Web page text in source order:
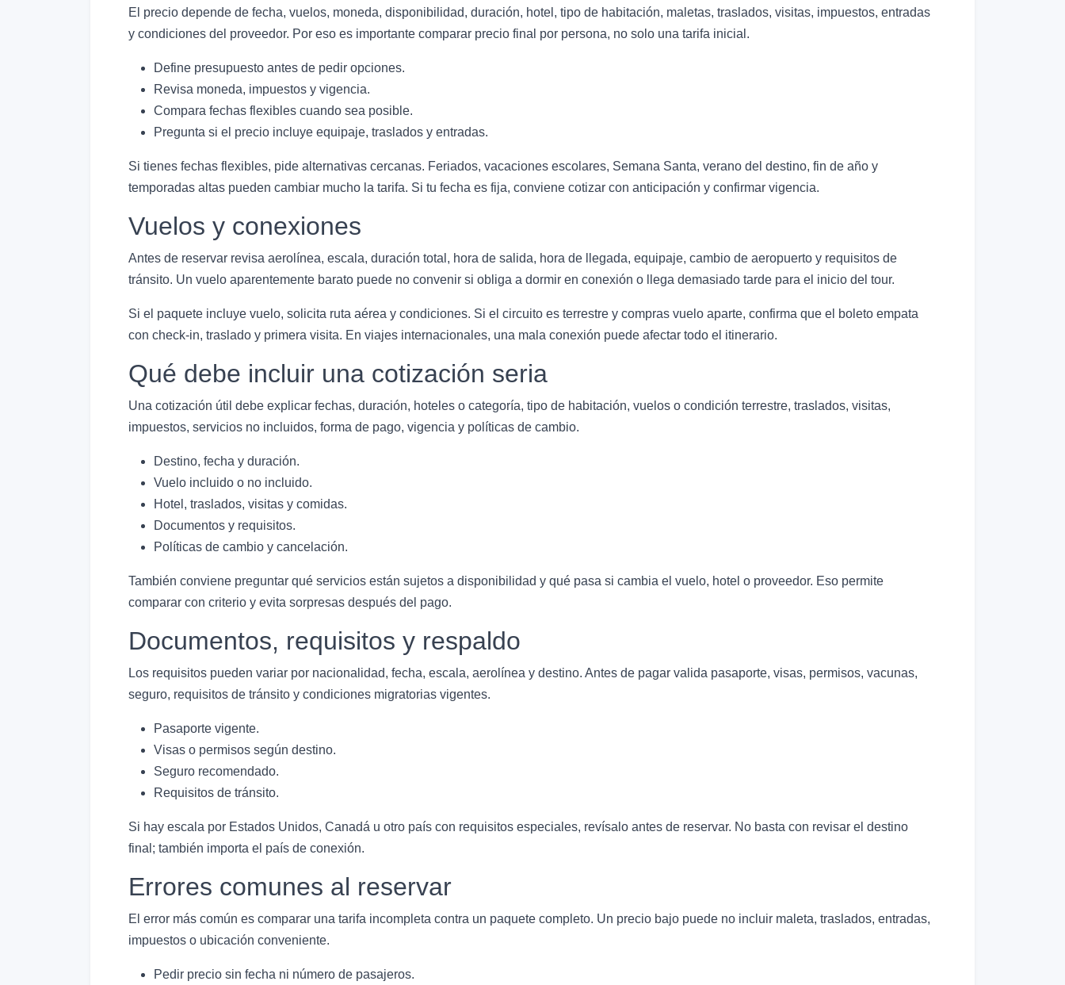
El precio depende de fecha, vuelos, moneda, disponibilidad, duración, hotel, tipo de habitación, maletas, traslados, visitas, impuestos, entradas
y condiciones del proveedor. Por eso es importante comparar precio final por persona, no solo una tarifa inicial.
Define presupuesto antes de pedir opciones.
Revisa moneda, impuestos y vigencia.
Compara fechas flexibles cuando sea posible.
Pregunta si el precio incluye equipaje, traslados y entradas.
Si tienes fechas flexibles, pide alternativas cercanas. Feriados, vacaciones escolares, Semana Santa, verano del destino, fin de año y
temporadas altas pueden cambiar mucho la tarifa. Si tu fecha es fija, conviene cotizar con anticipación y confirmar vigencia.
Vuelos y conexiones
Antes de reservar revisa aerolínea, escala, duración total, hora de salida, hora de llegada, equipaje, cambio de aeropuerto y requisitos de
tránsito. Un vuelo aparentemente barato puede no convenir si obliga a dormir en conexión o llega demasiado tarde para el inicio del tour.
Si el paquete incluye vuelo, solicita ruta aérea y condiciones. Si el circuito es terrestre y compras vuelo aparte, confirma que el boleto empata
con check-in, traslado y primera visita. En viajes internacionales, una mala conexión puede afectar todo el itinerario.
Qué debe incluir una cotización seria
Una cotización útil debe explicar fechas, duración, hoteles o categoría, tipo de habitación, vuelos o condición terrestre, traslados, visitas,
impuestos, servicios no incluidos, forma de pago, vigencia y políticas de cambio.
Destino, fecha y duración.
Vuelo incluido o no incluido.
Hotel, traslados, visitas y comidas.
Documentos y requisitos.
Políticas de cambio y cancelación.
También conviene preguntar qué servicios están sujetos a disponibilidad y qué pasa si cambia el vuelo, hotel o proveedor. Eso permite
comparar con criterio y evita sorpresas después del pago.
Documentos, requisitos y respaldo
Los requisitos pueden variar por nacionalidad, fecha, escala, aerolínea y destino. Antes de pagar valida pasaporte, visas, permisos, vacunas,
seguro, requisitos de tránsito y condiciones migratorias vigentes.
Pasaporte vigente.
Visas o permisos según destino.
Seguro recomendado.
Requisitos de tránsito.
Si hay escala por Estados Unidos, Canadá u otro país con requisitos especiales, revísalo antes de reservar. No basta con revisar el destino
final; también importa el país de conexión.
Errores comunes al reservar
El error más común es comparar una tarifa incompleta contra un paquete completo. Un precio bajo puede no incluir maleta, traslados, entradas,
impuestos o ubicación conveniente.
Pedir precio sin fecha ni número de pasajeros.